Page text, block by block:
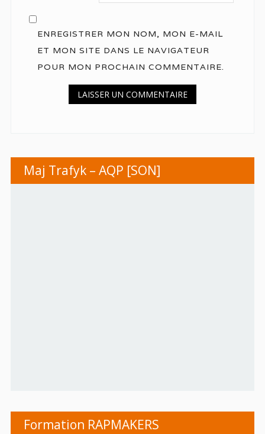
ENREGISTRER MON NOM, MON E-MAIL
ET MON SITE DANS LE NAVIGATEUR
POUR MON PROCHAIN COMMENTAIRE.
Maj Trafyk – AQP [SON]
Formation RAPMAKERS